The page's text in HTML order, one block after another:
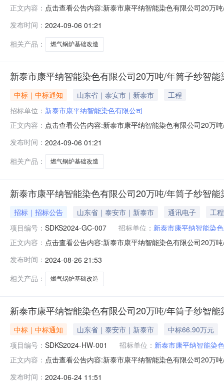
正文内容： 点击查看公告内容:新泰市康平纳智能染色有限公司20万
染色工厂新上15吨燃气锅炉基础改造项目：中标人：泰
价：
发布时间： 2024-09-06 01:21
相关产品：
燃气锅炉基础改造
新泰市康平纳智能染色有限公司20万吨/年筒子纱智
中标｜中标通知 山东省｜泰安市｜新泰市
工程
招标单位： 新泰市康平纳智能染色有限公司
正文内容： 点击查看公告内容:新泰市康平纳智能染色有限公司20万
发布时间： 2024-09-06 01:21
相关产品：
燃气锅炉基础改造
新泰市康平纳智能染色有限公司20万吨/年筒子纱智
招标｜招标公告 山东省｜泰安市｜新泰市 通讯电子
工程
项目编号： SDKS2024-GC-007 招标单位： 新泰市康平纳智能染
正文内容： 点击查看公告内容:新泰市康平纳智能染色有限公司20万
限公司20万吨/年筒子纱智能染色工厂新上15吨燃气锅炉
发布时间： 2024-08-26 21:53
相关产品：
燃气锅炉基础改造
新泰市康平纳智能染色有限公司20万吨/年筒子纱智
中标｜中标通知 山东省｜泰安市｜新泰市
中标66.90万元
项目编号： SDKS2024-HW-001 招标单位： 新泰市康平纳智能染
正文内容： 点击查看公告内容:新泰市康平纳智能染色有限公司20万
15吨燃气锅炉项目：1中标人：青岛鑫宇达机电设备有限
发布时间： 2024-06-24 11:51